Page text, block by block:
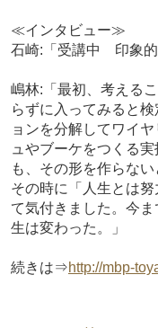
≪インタビュー≫
石崎:「受講中 印象的
嶋林:「最初、考える
らずに入ってみると
ョンを分解してワイ
ュやブーケをつくる
も、その形を作らな
その時に「人生とは
て気付きました。今
生は変わった。」
続きは⇒http://mbp-